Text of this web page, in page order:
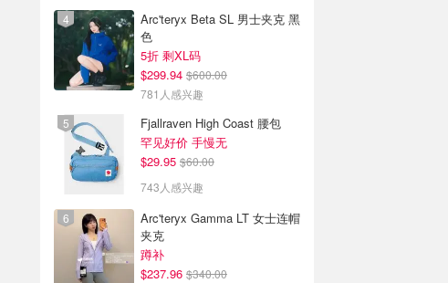
Arc'teryx Beta SL 男士夹克 黑
色
5折 剩XL码
$299.94 $600.00
781人感兴趣
Fjallraven High Coast 腰包
罕见好价 手慢无
$29.95 $60.00
743人感兴趣
Arc'teryx Gamma LT 女士连帽
夹克
蹲补
$237.96 $340.00